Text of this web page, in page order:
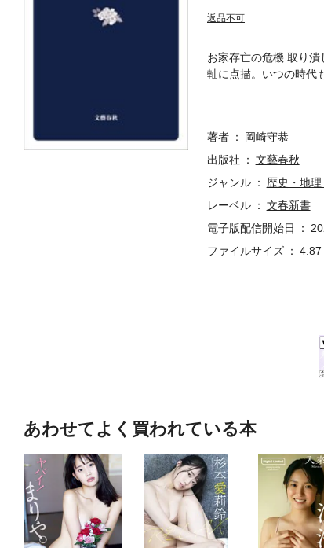
返品不可
お家存亡の危機 取り
軸に点描。いつの時
様の名は家康の「
——静岡藩徳川家
著者
岡崎守恭
出版社
文藝春秋
ジャンル
歴史・地
レーベル
文春新書
電子版配信開始日
ファイルサイズ
4.87
あわせてよく買われている本